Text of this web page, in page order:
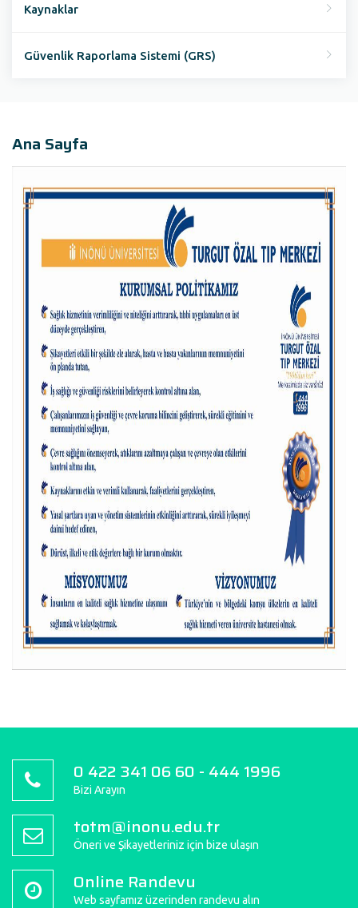
Kaynaklar
Güvenlik Raporlama Sistemi (GRS)
Ana Sayfa
0 422 341 06 60 - 444 1996
Bizi Arayın
totm@inonu.edu.tr
Öneri ve Şikayetleriniz için bize ulaşın
Online Randevu
Web sayfamız üzerinden randevu alın